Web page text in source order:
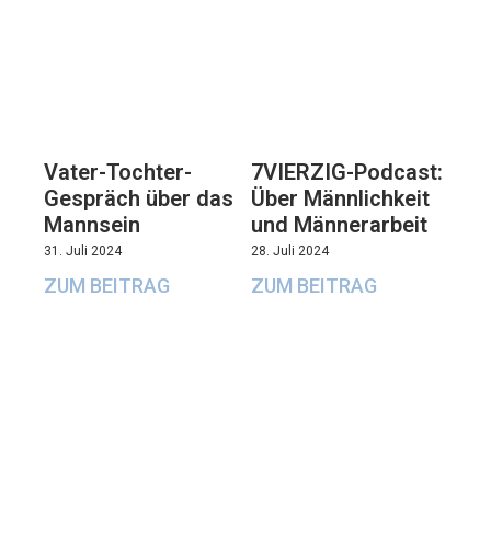
Vater-Tochter-
Gespräch über das
Mannsein
31. Juli 2024
ZUM BEITRAG
7VIERZIG-Podcast:
Über Männlichkeit
und Männerarbeit
28. Juli 2024
ZUM BEITRAG